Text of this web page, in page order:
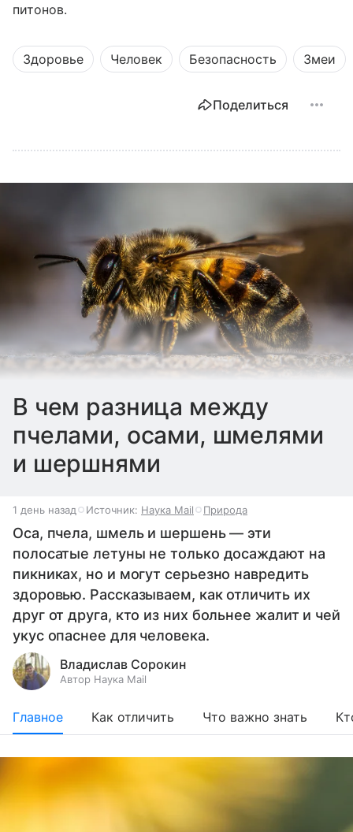
питонов.
Здоровье Человек Безопасность Змеи
Поделиться
В чем разница между
пчелами, осами, шмелями
и шершнями
1 день назад Источник: Наука Mail Природа
Оса, пчела, шмель и шершень — эти
полосатые летуны не только досаждают на
пикниках, но и могут серьезно навредить
здоровью. Рассказываем, как отличить их
друг от друга, кто из них больнее жалит и чей
укус опаснее для человека.
Владислав Сорокин
Автор Наука Mail
Главное Как отличить Что важно знать